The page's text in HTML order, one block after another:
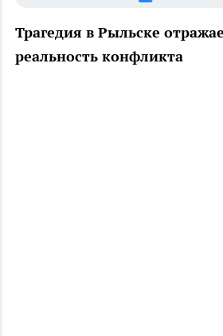
Трагедия в Рыльске
реальность конфликта